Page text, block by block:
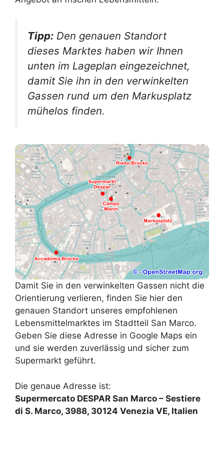
Tipp: Den genauen Standort
dieses Marktes haben wir Ihnen
unten im Lageplan eingezeichnet,
damit Sie ihn in den verwinkelten
Gassen rund um den Markusplatz
mühelos finden.
Damit Sie in den verwinkelten Gassen nicht die
Orientierung verlieren, finden Sie hier den
genauen Standort unseres empfohlenen
Lebensmittelmarktes im Stadtteil San Marco.
Geben Sie diese Adresse in Google Maps ein
und sie werden zuverlässig und sicher zum
Supermarkt geführt.
Die genaue Adresse ist:
Supermercato DESPAR San Marco – Sestiere
di S. Marco, 3988, 30124 Venezia VE, Italien